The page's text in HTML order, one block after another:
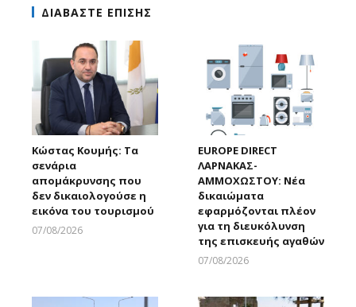
ΔΙΑΒΑΣΤΕ ΕΠΙΣΗΣ
Κώστας Κουμής: Τα
σενάρια
απομάκρυνσης που
δεν δικαιολογούσε η
εικόνα του τουρισμού
07/08/2026
EUROPE DIRECT
ΛΑΡΝΑΚΑΣ-
ΑΜΜΟΧΩΣΤΟΥ: Νέα
δικαιώματα
εφαρμόζονται πλέον
για τη διευκόλυνση
της επισκευής αγαθών
07/08/2026